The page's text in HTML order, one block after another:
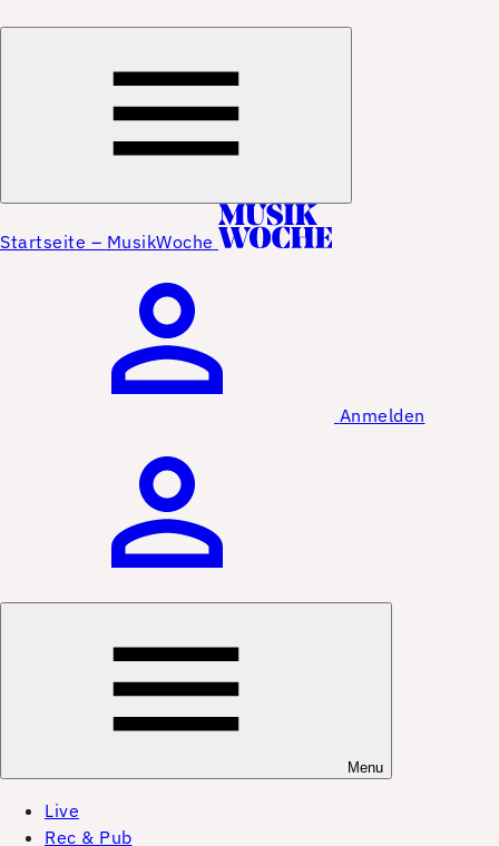
Startseite – MusikWoche
Anmelden
Menu
Live
Rec & Pub